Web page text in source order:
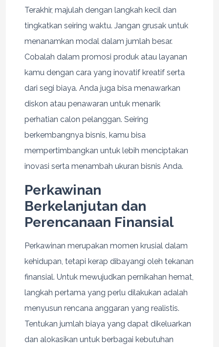
Terakhir, majulah dengan langkah kecil dan
tingkatkan seiring waktu. Jangan grusak untuk
menanamkan modal dalam jumlah besar.
Cobalah dalam promosi produk atau layanan
kamu dengan cara yang inovatif kreatif serta
dari segi biaya. Anda juga bisa menawarkan
diskon atau penawaran untuk menarik
perhatian calon pelanggan. Seiring
berkembangnya bisnis, kamu bisa
mempertimbangkan untuk lebih menciptakan
inovasi serta menambah ukuran bisnis Anda.
Perkawinan
Berkelanjutan dan
Perencanaan Finansial
Perkawinan merupakan momen krusial dalam
kehidupan, tetapi kerap dibayangi oleh tekanan
finansial. Untuk mewujudkan pernikahan hemat,
langkah pertama yang perlu dilakukan adalah
menyusun rencana anggaran yang realistis.
Tentukan jumlah biaya yang dapat dikeluarkan
dan alokasikan untuk berbagai kebutuhan